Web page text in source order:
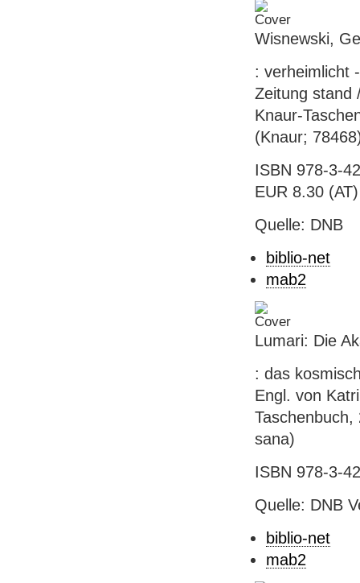
Wisnewski,
: verheimlicht
Zeitung stand
Knaur-
(Knaur;
ISBN 978-3-
EUR 8.30 (AT)
Quelle: DNB
biblio-net
mab2
Lumari: Die
: das
Engl. von
sana)
ISBN 978-3-
Quelle: DNB
biblio-net
mab2